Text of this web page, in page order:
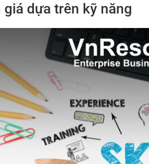
dựa trên kỹ năng